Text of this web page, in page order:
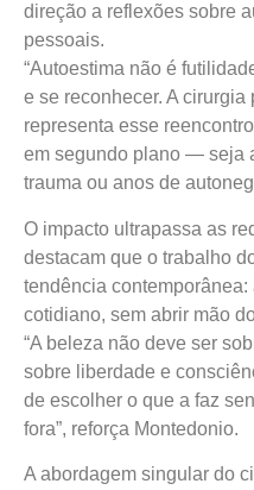
direção a reflexões sobre
pessoais.
“Autoestima não é
e se reconhecer. A
representa esse
em segundo plano — seja
trauma ou anos de
O impacto ultrapassa as
destacam que o trabalho
tendência
cotidiano, sem abrir mão
“A beleza não deve ser
sobre liberdade e
de escolher o que a faz
fora”, reforça Montedonio.
A abordagem singular do